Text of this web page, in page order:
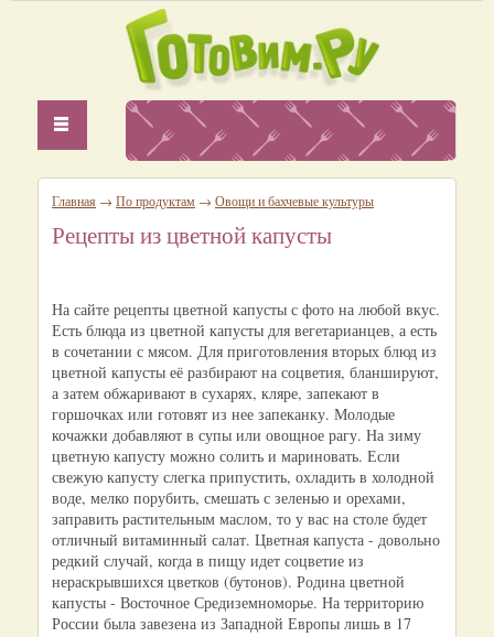
Главная → По продуктам → Овощи и бахчевые культуры
Рецепты из цветной капусты
На сайте рецепты цветной капусты с фото на любой вкус.
Есть блюда из цветной капусты для вегетарианцев, а есть
в сочетании с мясом. Для приготовления вторых блюд из
цветной капусты её разбирают на соцветия, бланшируют,
а затем обжаривают в сухарях, кляре, запекают в
горшочках или готовят из нее запеканку. Молодые
кочажки добавляют в супы или овощное рагу. На зиму
цветную капусту можно солить и мариновать. Если
свежую капусту слегка припустить, охладить в холодной
воде, мелко порубить, смешать с зеленью и орехами,
заправить растительным маслом, то у вас на столе будет
отличный витаминный салат. Цветная капуста - довольно
редкий случай, когда в пищу идет соцветие из
нераскрывшихся цветков (бутонов). Родина цветной
капусты - Восточное Средиземноморье. На территорию
России была завезена из Западной Европы лишь в 17